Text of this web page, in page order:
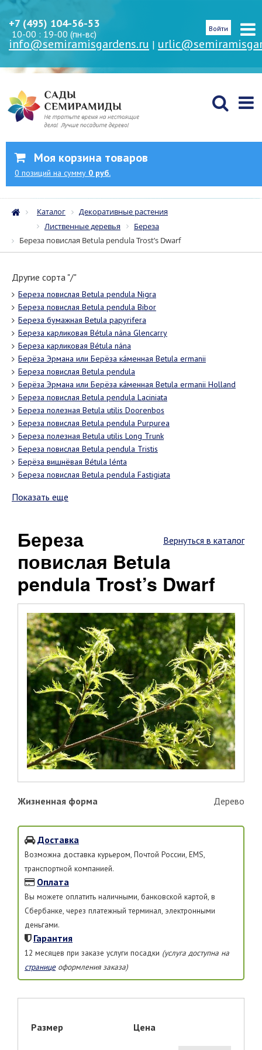
+7 (495) 104-56-53
10-00 : 19-00 (пн-вс)
info@semiramisgardens.ru |
Войти
Моя корзина товаров
0 позиций на сумму 0 руб.
Каталог
Декоративные растения
Лиственные деревья
Береза
Береза повислая Betula pendula Trost’s Dwarf
Другие сорта "/"
Береза повислая Betula pendula Nigra
Береза повислая Betula pendula Bibor
Береза бумажная Betula papyrifera
Береза карликовая Bétula nána Glencarry
Береза карликовая Bétula nána
Берёза Эрмана или Берёза ка́менная Betula ermanii
Береза повислая Betula pendula
Берёза Эрмана или Берёза ка́менная Betula ermanii Holland
Береза повислая Betula pendula Laciniata
Береза полезная Betula utilis Doorenbos
Береза повислая Betula pendula Purpurea
Береза полезная Betula utilis Long Trunk
Береза повислая Betula pendula Tristis
Берёза вишнёвая Bétula lénta
Береза повислая Betula pendula Fastigiata
Показать еще
Вернуться в каталог
Береза
повислая Betula
pendula Trost’s Dwarf
Жизненная форма Дерево
Доставка
Возможна доставка курьером, Почтой России, EMS,
транспортной компанией.
Оплата
Вы можете оплатить наличными, банковской картой, в
Сбербанке, через платежный терминал, электронными
деньгами.
Гарантия
12 месяцев при заказе услуги посадки (услуга доступна на
страницеоформления заказа)
Размер Цена